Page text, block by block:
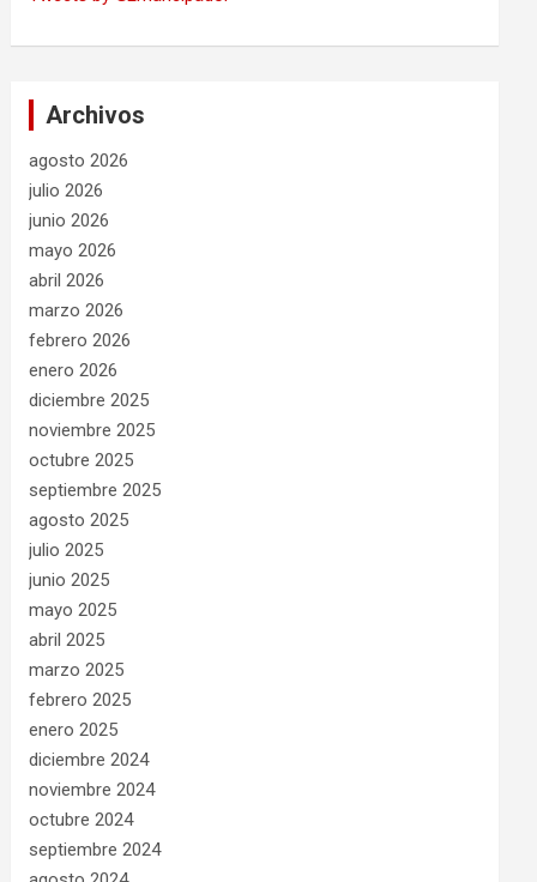
Archivos
agosto 2026
julio 2026
junio 2026
mayo 2026
abril 2026
marzo 2026
febrero 2026
enero 2026
diciembre 2025
noviembre 2025
octubre 2025
septiembre 2025
agosto 2025
julio 2025
junio 2025
mayo 2025
abril 2025
marzo 2025
febrero 2025
enero 2025
diciembre 2024
noviembre 2024
octubre 2024
septiembre 2024